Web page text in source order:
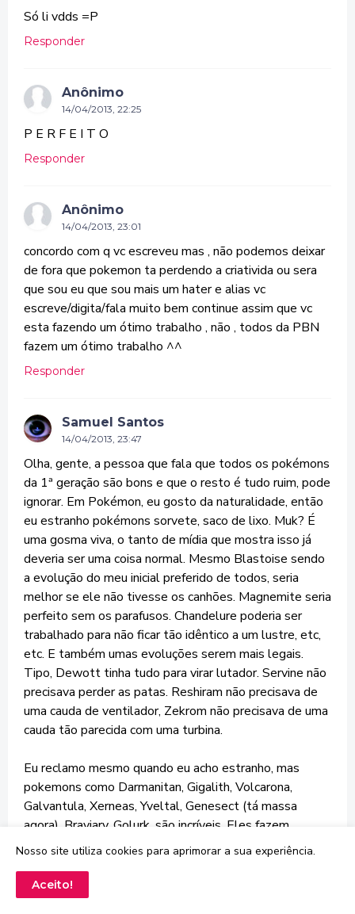
Só li vdds =P
Responder
Anônimo
14/04/2013, 22:25
P E R F E I T O
Responder
Anônimo
14/04/2013, 23:01
concordo com q vc escreveu mas , não podemos deixar
de fora que pokemon ta perdendo a criativida ou sera
que sou eu que sou mais um hater e alias vc
escreve/digita/fala muito bem continue assim que vc
esta fazendo um ótimo trabalho , não , todos da PBN
fazem um ótimo trabalho ^^
Responder
Samuel Santos
14/04/2013, 23:47
Olha, gente, a pessoa que fala que todos os pokémons
da 1ª geração são bons e que o resto é tudo ruim, pode
ignorar. Em Pokémon, eu gosto da naturalidade, então
eu estranho pokémons sorvete, saco de lixo. Muk? É
uma gosma viva, o tanto de mídia que mostra isso já
deveria ser uma coisa normal. Mesmo Blastoise sendo
a evolução do meu inicial preferido de todos, seria
melhor se ele não tivesse os canhões. Magnemite seria
perfeito sem os parafusos. Chandelure poderia ser
trabalhado para não ficar tão idêntico a um lustre, etc,
etc. E também umas evoluções serem mais legais.
Tipo, Dewott tinha tudo para virar lutador. Servine não
precisava perder as patas. Reshiram não precisava de
uma cauda de ventilador, Zekrom não precisava de uma
cauda tão parecida com uma turbina.
Eu reclamo mesmo quando eu acho estranho, mas
pokemons como Darmanitan, Gigalith, Volcarona,
Galvantula, Xerneas, Yveltal, Genesect (tá massa
agora), Braviary, Golurk, são incríveis. Eles fazem
pokemons incríveis quando querem, mas tem uns
completar um número.
Nosso site utiliza cookies para aprimorar a sua experiência.
Aceito!